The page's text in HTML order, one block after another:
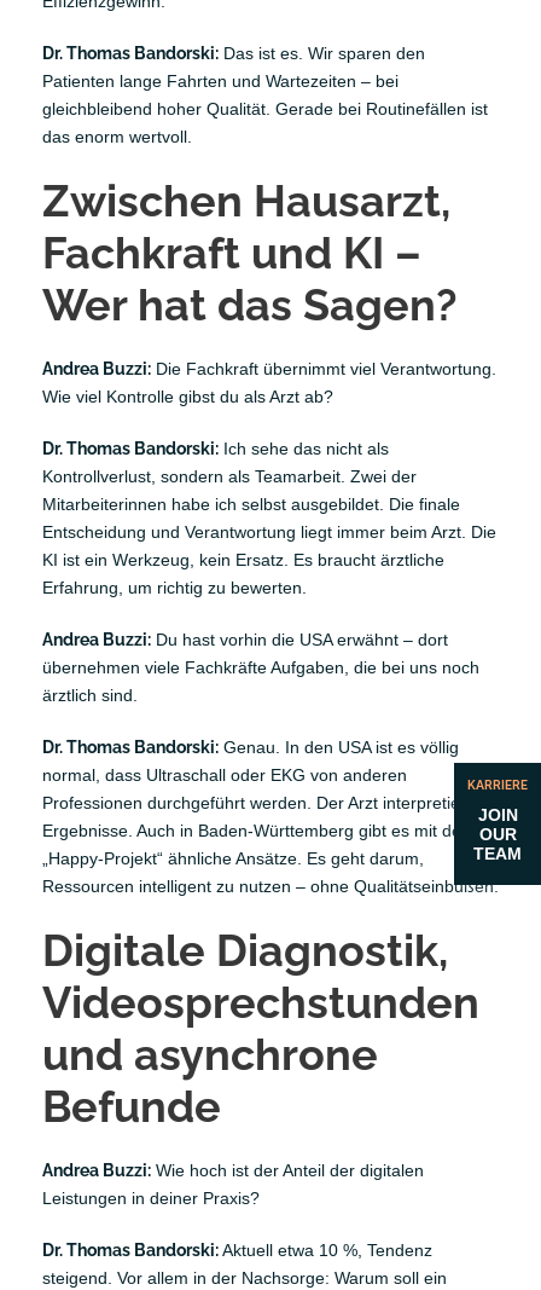
Dr. Thomas Bandorski: Das ist es. Wir sparen den
Patienten lange Fahrten und Wartezeiten – bei
gleichbleibend hoher Qualität. Gerade bei Routinefällen ist
das enorm wertvoll.
Zwischen Hausarzt,
Fachkraft und KI –
Wer hat das Sagen?
Andrea Buzzi: Die Fachkraft übernimmt viel Verantwortung.
Wie viel Kontrolle gibst du als Arzt ab?
Dr. Thomas Bandorski: Ich sehe das nicht als
Kontrollverlust, sondern als Teamarbeit. Zwei der
Mitarbeiterinnen habe ich selbst ausgebildet. Die finale
Entscheidung und Verantwortung liegt immer beim Arzt. Die
KI ist ein Werkzeug, kein Ersatz. Es braucht ärztliche
Erfahrung, um richtig zu bewerten.
Andrea Buzzi: Du hast vorhin die USA erwähnt – dort
übernehmen viele Fachkräfte Aufgaben, die bei uns noch
ärztlich sind.
Dr. Thomas Bandorski: Genau. In den USA ist es völlig
normal, dass Ultraschall oder EKG von anderen
Professionen durchgeführt werden. Der Arzt interpretiert die
Ergebnisse. Auch in Baden-Württemberg gibt es mit dem
„Happy-Projekt“ ähnliche Ansätze. Es geht darum,
Ressourcen intelligent zu nutzen – ohne Qualitätseinbußen.
Digitale Diagnostik,
Videosprechstunden
und asynchrone
Befunde
Andrea Buzzi: Wie hoch ist der Anteil der digitalen
Leistungen in deiner Praxis?
Dr. Thomas Bandorski:Aktuell etwa 10 %, Tendenz
steigend. Vor allem in der Nachsorge: Warum soll ein
KARRIERE
JOIN
OUR
TEAM